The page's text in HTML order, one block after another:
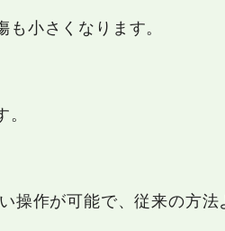
小さくなります。
作が可能で、従来の方法